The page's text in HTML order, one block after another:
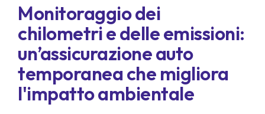
Monitoraggio dei
chilometri e delle emissioni:
un’assicurazione auto
temporanea che migliora
l'impatto ambientale